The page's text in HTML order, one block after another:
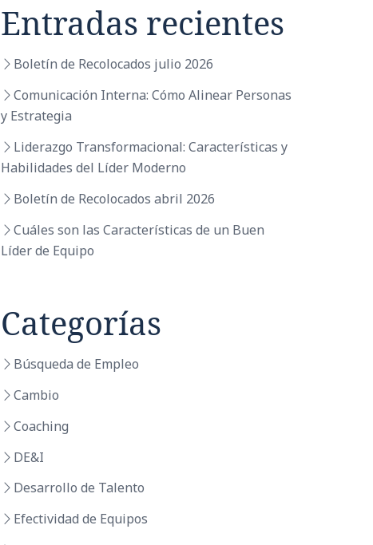
Entradas recientes
Boletín de Recolocados julio 2026
Comunicación Interna: Cómo Alinear Personas
y Estrategia
Liderazgo Transformacional: Características y
Habilidades del Líder Moderno
Boletín de Recolocados abril 2026
Cuáles son las Características de un Buen
Líder de Equipo
Categorías
Búsqueda de Empleo
Cambio
Coaching
DE&I
Desarrollo de Talento
Efectividad de Equipos